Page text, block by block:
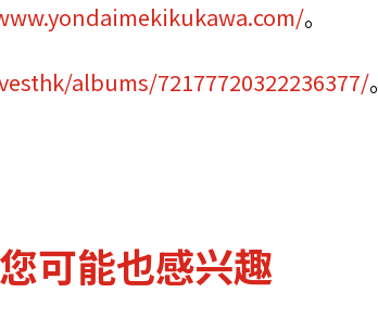
。
albums/72177720322236377/。
您可能也感兴趣